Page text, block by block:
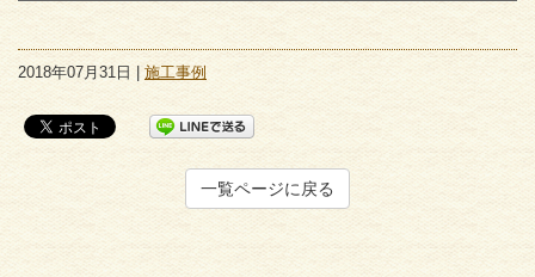
2018年07月31日 | 施工事例
一覧ページに戻る